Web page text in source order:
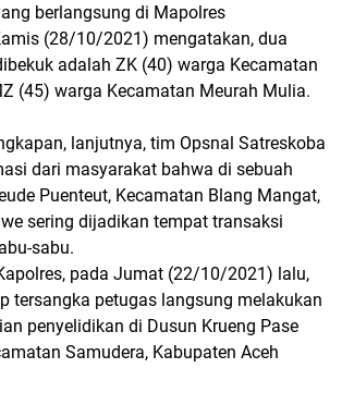
berlangsung di Mapolres
(28/10/2021) mengatakan, dua
adalah ZK (40) warga Kecamatan
(45) warga Kecamatan Meurah Mulia.
lanjutnya, tim Opsnal Satreskoba
dari masyarakat bahwa di sebuah
Puenteut, Kecamatan Blang Mangat,
sering dijadikan tempat transaksi
sabu.
pada Jumat (22/10/2021) lalu,
tersangka petugas langsung melakukan
penyelidikan di Dusun Krueng Pase
Samudera, Kabupaten Aceh